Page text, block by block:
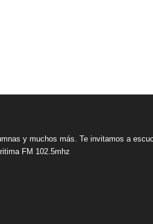
y muchos más. Te invitamos a
FM 102.5mhz